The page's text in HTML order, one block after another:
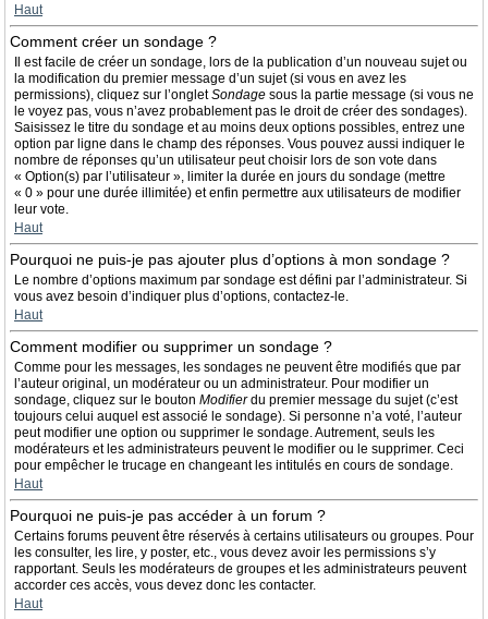
Haut
Comment créer un sondage ?
Il est facile de créer un sondage, lors de la publication d’un nouveau sujet ou
la modification du premier message d’un sujet (si vous en avez les
permissions), cliquez sur l’ongletSondage sous la partie message (si vous ne
le voyez pas, vous n’avez probablement pas le droit de créer des sondages).
Saisissez le titre du sondage et au moins deux options possibles, entrez une
option par ligne dans le champ des réponses. Vous pouvez aussi indiquer le
nombre de réponses qu’un utilisateur peut choisir lors de son vote dans
« Option(s) par l’utilisateur », limiter la durée en jours du sondage (mettre
« 0 » pour une durée illimitée) et enfin permettre aux utilisateurs de modifier
leur vote.
Haut
Pourquoi ne puis-je pas ajouter plus d’options à mon sondage ?
Le nombre d’options maximum par sondage est défini par l’administrateur. Si
vous avez besoin d’indiquer plus d’options, contactez-le.
Haut
Comment modifier ou supprimer un sondage ?
Comme pour les messages, les sondages ne peuvent être modifiés que par
l’auteur original, un modérateur ou un administrateur. Pour modifier un
sondage, cliquez sur le bouton Modifierdu premier message du sujet (c’est
toujours celui auquel est associé le sondage). Si personne n’a voté, l’auteur
peut modifier une option ou supprimer le sondage. Autrement, seuls les
modérateurs et les administrateurs peuvent le modifier ou le supprimer. Ceci
pour empêcher le trucage en changeant les intitulés en cours de sondage.
Haut
Pourquoi ne puis-je pas accéder à un forum ?
Certains forums peuvent être réservés à certains utilisateurs ou groupes. Pour
les consulter, les lire, y poster, etc., vous devez avoir les permissions s’y
rapportant. Seuls les modérateurs de groupes et les administrateurs peuvent
accorder ces accès, vous devez donc les contacter.
Haut